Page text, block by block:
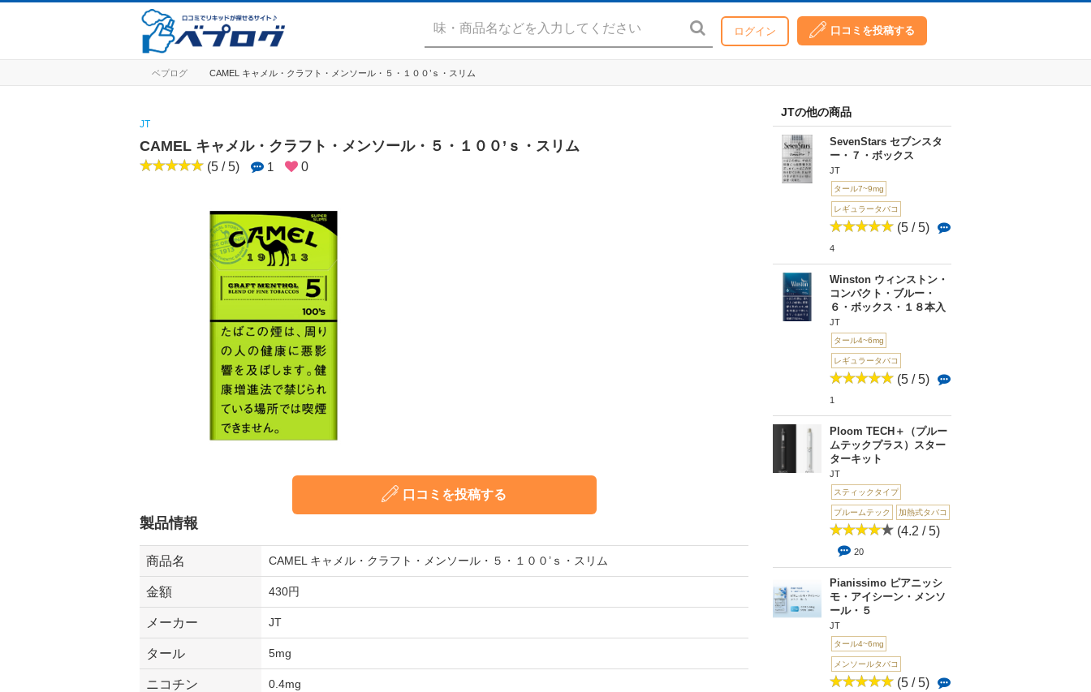
ログイン 口コミを投稿する
ベプログ CAMEL キャメル・クラフト・メンソール・５・１００’ｓ・スリム
JTの他の商品
SevenStars セブンスタ
ー・７・ボックス
JT
タール7~9mg
レギュラータバコ
(5 / 5)
4
Winston ウィンストン・
コンパクト・ブルー・
６・ボックス・１８本入
JT
タール4~6mg
レギュラータバコ
(5 / 5)
1
Ploom TECH＋（プルー
ムテックプラス）スター
ターキット
JT
スティックタイプ
プルームテック 加熱式タバコ
(4.2 / 5)
20
Pianissimo ピアニッシ
モ・アイシーン・メンソ
ール・５
JT
タール4~6mg
メンソールタバコ
(5 / 5)
JT
CAMEL キャメル・クラフト・メンソール・５・１００’ｓ・スリム
(5 / 5) 1 0
口コミを投稿する
製品情報
商品名 CAMEL キャメル・クラフト・メンソール・５・１００’ｓ・スリム
金額 430円
メーカー JT
タール 5mg
ニコチン 0.4mg